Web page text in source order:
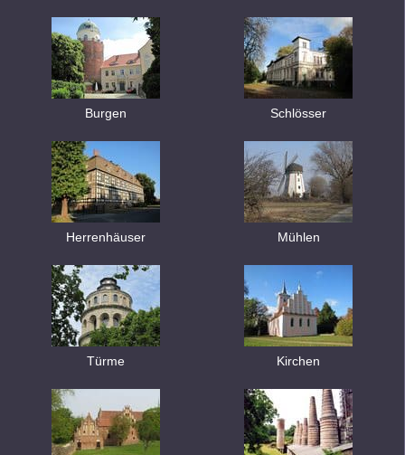
Burgen Schlösser
Herrenhäuser Mühlen
Türme Kirchen